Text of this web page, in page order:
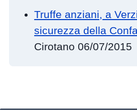
Truffe anziani, a
sicurezza della
Cirotano 06/07/2015